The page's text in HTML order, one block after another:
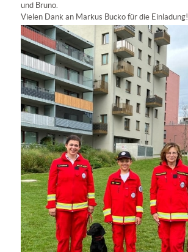
und Bruno.
Vielen Dank an Markus Bucko für die Einladung!